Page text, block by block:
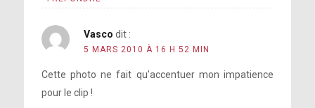
Vasco dit :
5 MARS 2010 À 16 H 52 MIN
Cette photo ne fait qu’accentuer mon impatience
pour le clip !